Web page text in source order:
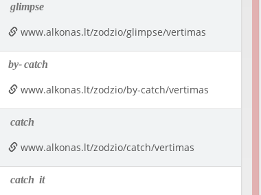
glimpse
www.alkonas.lt/zodzio/glimpse/vertimas
by-catch
www.alkonas.lt/zodzio/by-catch/vertimas
catch
www.alkonas.lt/zodzio/catch/vertimas
catch it